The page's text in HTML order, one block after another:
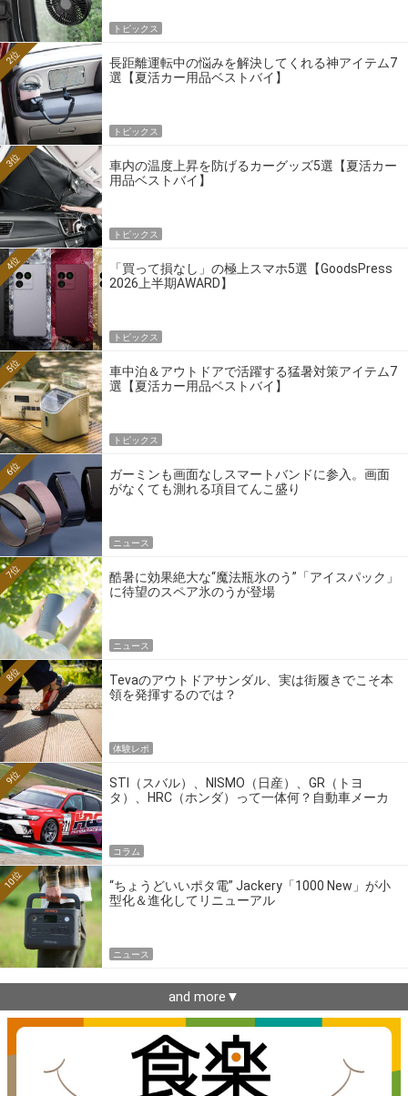
トピックス
長距離運転中の悩みを解決してくれる神アイテム7
選【夏活カー用品ベストバイ】
2位
トピックス
車内の温度上昇を防げるカーグッズ5選【夏活カー
用品ベストバイ】
3位
トピックス
「買って損なし」の極上スマホ5選【GoodsPress
2026上半期AWARD】
4位
トピックス
車中泊＆アウトドアで活躍する猛暑対策アイテム7
選【夏活カー用品ベストバイ】
5位
トピックス
ガーミンも画面なしスマートバンドに参入。画面
がなくても測れる項目てんこ盛り
6位
ニュース
酷暑に効果絶大な“魔法瓶氷のう”「アイスパック」
に待望のスペア氷のうが登場
7位
ニュース
Tevaのアウトドアサンダル、実は街履きでこそ本
領を発揮するのでは？
8位
体験レポ
STI（スバル）、NISMO（日産）、GR（トヨ
タ）、HRC（ホンダ）って一体何？自動車メーカ
9位
コラム
“ちょうどいいポタ電” Jackery「1000 New」が小
型化＆進化してリニューアル
10位
ニュース
and more▼